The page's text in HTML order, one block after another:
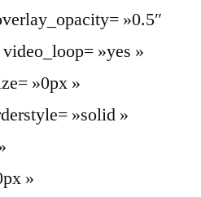
»0.5″
»yes »
»0px »
»solid »
»